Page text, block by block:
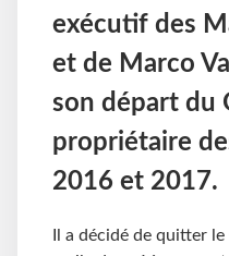
exécutif des
et de Marco
son départ du
propriétaire
2016 et 2017.
Il a décidé de quitter